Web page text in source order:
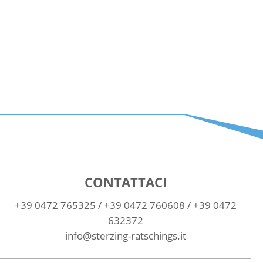
CONTATTACI
+39 0472 765325 / +39 0472 760608 / +39 0472
632372
info@sterzing-ratschings.it